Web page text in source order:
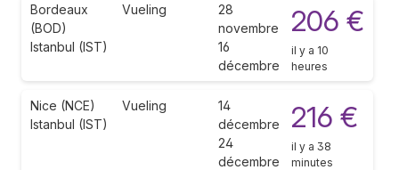
Bordeaux
(BOD)
Istanbul (IST)
Vueling
28
novembre
16
décembre
206 €
il y a 10
heures
Nice (NCE)
Istanbul (IST)
Vueling
14
décembre
24
décembre
216 €
il y a 38
minutes